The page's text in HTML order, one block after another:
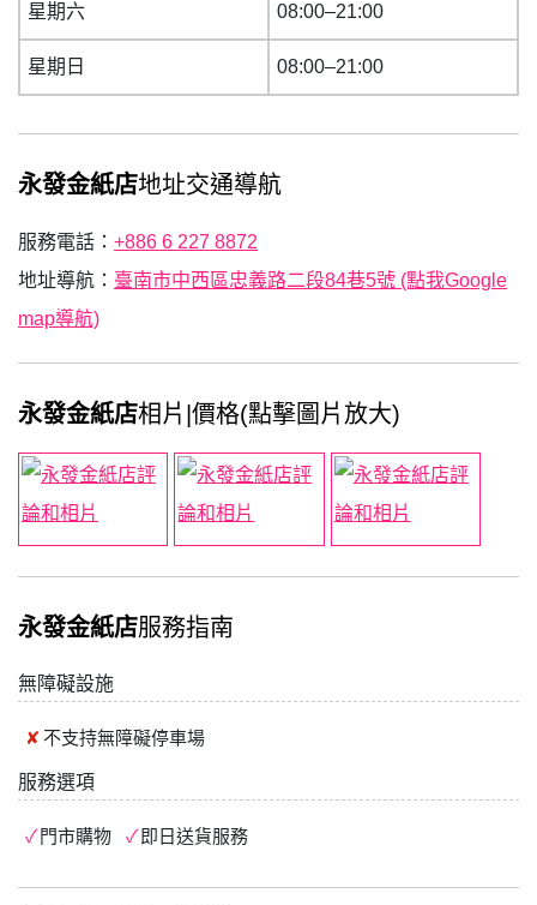
星期六 08:00–21:00
星期日 08:00–21:00
永發金紙店地址交通導航
服務電話： +886 6 227 8872
地址導航： 臺南市中西區忠義路二段84巷5號 (點我Google
map導航)
永發金紙店相片|價格(點擊圖片放大)
永發金紙店服務指南
無障礙設施
不支持無障礙停車場
服務選項
門市購物 即日送貨服務